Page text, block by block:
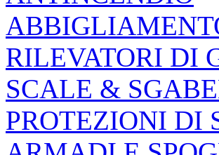
RILEVATORI DI
SCALE &
PROTEZIONI DI